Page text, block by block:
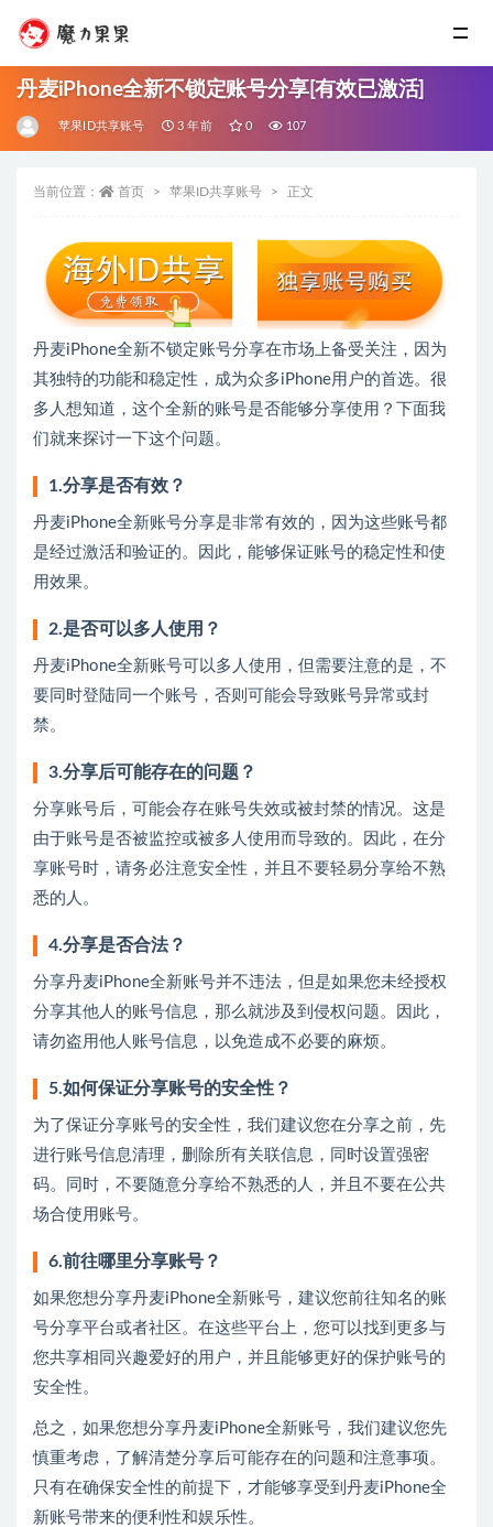
丹麦iPhone全新不锁定账号分享[有效已激活]
苹果ID共享账号 3 年前 0 107
当前位置： 首页 苹果ID共享账号 正文
丹麦iPhone全新不锁定账号分享在市场上备受关注，因为
其独特的功能和稳定性，成为众多iPhone用户的首选。很
多人想知道，这个全新的账号是否能够分享使用？下面我
们就来探讨一下这个问题。
1.分享是否有效？
丹麦iPhone全新账号分享是非常有效的，因为这些账号都
是经过激活和验证的。因此，能够保证账号的稳定性和使
用效果。
2.是否可以多人使用？
丹麦iPhone全新账号可以多人使用，但需要注意的是，不
要同时登陆同一个账号，否则可能会导致账号异常或封
禁。
3.分享后可能存在的问题？
分享账号后，可能会存在账号失效或被封禁的情况。这是
由于账号是否被监控或被多人使用而导致的。因此，在分
享账号时，请务必注意安全性，并且不要轻易分享给不熟
悉的人。
4.分享是否合法？
分享丹麦iPhone全新账号并不违法，但是如果您未经授权
分享其他人的账号信息，那么就涉及到侵权问题。因此，
请勿盗用他人账号信息，以免造成不必要的麻烦。
5.如何保证分享账号的安全性？
为了保证分享账号的安全性，我们建议您在分享之前，先
进行账号信息清理，删除所有关联信息，同时设置强密
码。同时，不要随意分享给不熟悉的人，并且不要在公共
场合使用账号。
6.前往哪里分享账号？
如果您想分享丹麦iPhone全新账号，建议您前往知名的账
号分享平台或者社区。在这些平台上，您可以找到更多与
您共享相同兴趣爱好的用户，并且能够更好的保护账号的
安全性。
总之，如果您想分享丹麦iPhone全新账号，我们建议您先
慎重考虑，了解清楚分享后可能存在的问题和注意事项。
只有在确保安全性的前提下，才能够享受到丹麦iPhone全
新账号带来的便利性和娱乐性。